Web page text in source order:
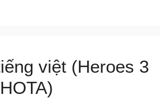
việt (Heroes 3